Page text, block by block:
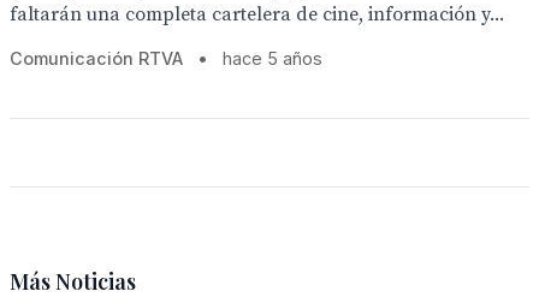
faltarán una completa cartelera de cine, información y...
Comunicación RTVA • hace 5 años
Más Noticias